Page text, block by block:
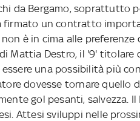
da Bergamo, soprattutto
firmato un contratto
non è in cima alle
Mattia Destro, il '9' titolare
una possibilità più
dovesse tornare quello
gol pesanti, salvezza.
Attesi sviluppi nelle